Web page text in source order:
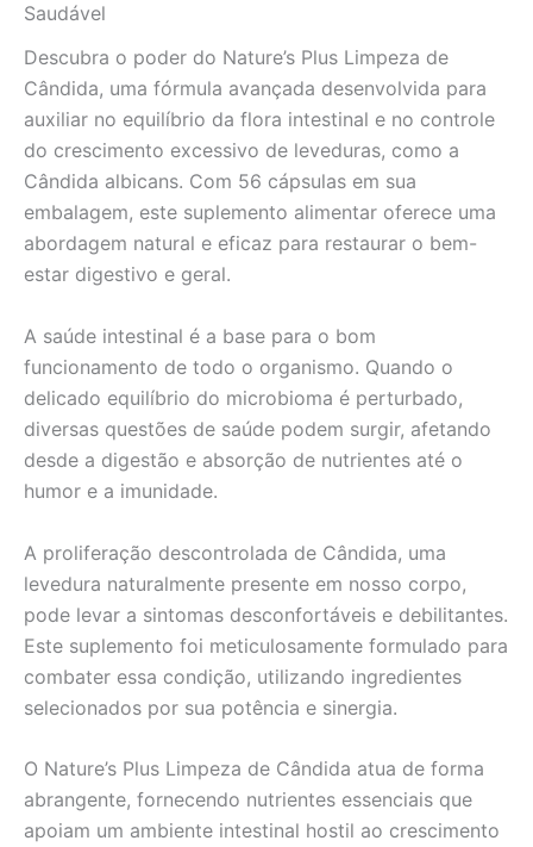
Saudável
Descubra o poder do Nature’s Plus Limpeza de
Cândida, uma fórmula avançada desenvolvida para
auxiliar no equilíbrio da flora intestinal e no controle
do crescimento excessivo de leveduras, como a
Cândida albicans. Com 56 cápsulas em sua
embalagem, este suplemento alimentar oferece uma
abordagem natural e eficaz para restaurar o bem-
estar digestivo e geral.
A saúde intestinal é a base para o bom
funcionamento de todo o organismo. Quando o
delicado equilíbrio do microbioma é perturbado,
diversas questões de saúde podem surgir, afetando
desde a digestão e absorção de nutrientes até o
humor e a imunidade.
A proliferação descontrolada de Cândida, uma
levedura naturalmente presente em nosso corpo,
pode levar a sintomas desconfortáveis e debilitantes.
Este suplemento foi meticulosamente formulado para
combater essa condição, utilizando ingredientes
selecionados por sua potência e sinergia.
O Nature’s Plus Limpeza de Cândida atua de forma
abrangente, fornecendo nutrientes essenciais que
apoiam um ambiente intestinal hostil ao crescimento